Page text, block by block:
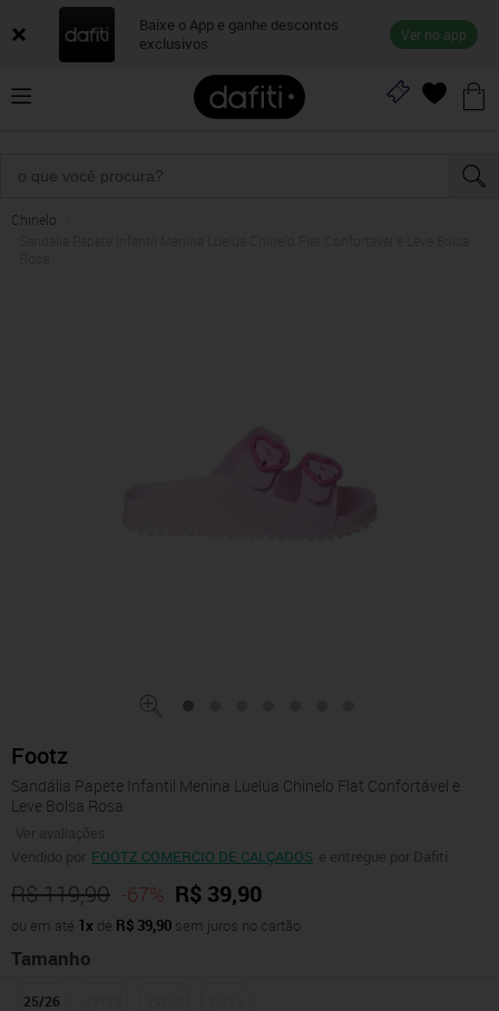
Baixe o App e ganhe descontos
exclusivos
Ver no app
Chinelo
Footz
Sandália Papete Infantil Menina Luelua Chinelo Flat Confortável e
Leve Bolsa Rosa
Ver avaliações
Vendido por FOOTZ COMERCIO DE CALÇADOS e entregue por Dafiti
R$ 119,90 -67% R$ 39,90
ou em até 1x de R$ 39,90 sem juros no cartão
Tamanho
25/26